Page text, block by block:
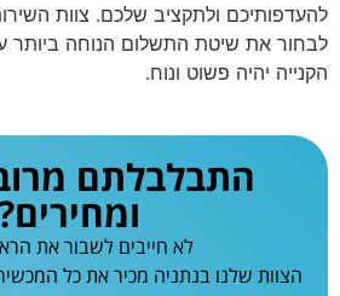
להעדפותיכם ולתקציב שלכם. צוות
לבחור את שיטת התשלום הנוחה ביותר
הקנייה יהיה פשוט ונוח.
התבלבלתם
לא חייבים לשבור את
הצוות שלנו בנתניה מכיר את כל